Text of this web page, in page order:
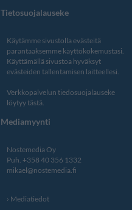
Tietosuojalauseke
Käytämme sivustolla evästeitä
parantaaksemme käyttökokemustasi.
Käyttämällä sivustoa hyväksyt
evästeiden tallentamisen laitteellesi.
Verkkopalvelun tiedosuojalauseke
löytyy tästä.
Mediamyynti
Nostemedia Oy
Puh. +358 40 356 1332
mikael@nostemedia.fi
Mediatiedot